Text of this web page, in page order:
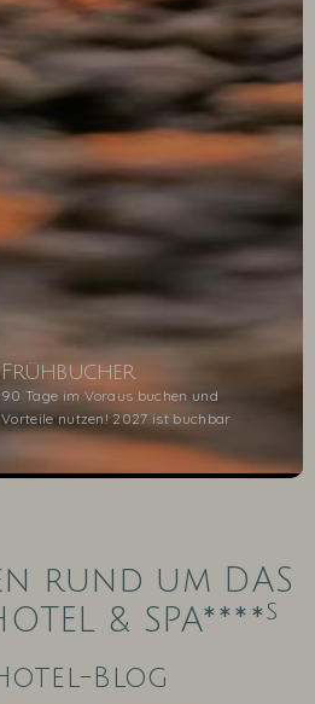
Frühbucher
90 Tage im Voraus buchen und
Vorteile nutzen! 2027 ist buchbar
rund um DAS
& SPA****s
Blog